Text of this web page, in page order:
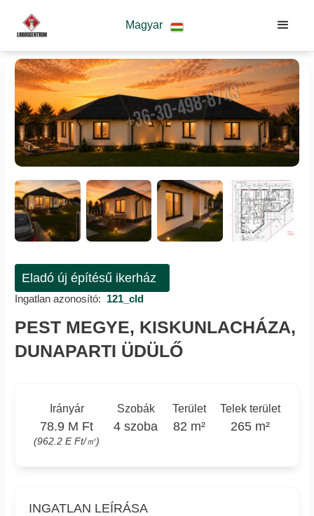
Magyar
Eladó új építésű ikerház
Ingatlan azonosító: 121_cld
PEST MEGYE, KISKUNLACHÁZA,
DUNAPARTI ÜDÜLŐ
Irányár
78.9 M Ft
(962.2 E Ft/㎡)
Szobák
4 szoba
Terület
82 m²
Telek terület
265 m²
INGATLAN LEÍRÁSA